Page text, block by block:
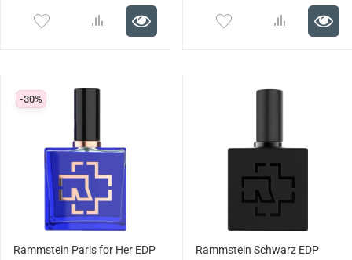
-30%
Rammstein Paris for Her EDP Rammstein Schwarz EDP